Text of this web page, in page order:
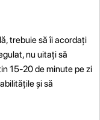
trebuie să îi acordați
nu uitați să
15-20 de minute pe zi
și să